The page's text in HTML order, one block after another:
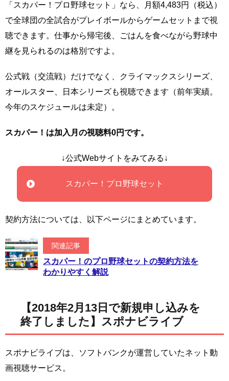
「スカパー！プロ野球セット」なら、月額4,483円（税込）
で全球団の全試合がプレイボールからゲームセットまで視
聴できます。仕事から帰宅後、ごはんを食べながら野球中
継を見られるのは格別ですよ。
公式戦（交流戦）だけでなく、クライマックスシリーズ、
オールスター、日本シリーズも視聴できます（前年実績。
今年のスケジュールは未定）。
スカパー！は加入月の視聴料0円です。
↓公式Webサイトをみてみる↓
スカパー！プロ野球セット
契約方法については、以下ページにまとめています。
関連記事
スカパー！のプロ野球セットの契約方法を
わかりやすく解説
【2018年2月13日で新規申し込みを
終了しました】スポナビライブ
スポナビライブは、ソフトバンクが運営していたネット動
画視聴サービス。